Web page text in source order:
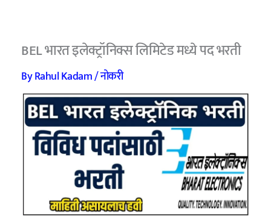
BEL भारत इलेक्ट्रॉनिक्स लिमिटेड मध्ये पद भरती
ByRahul Kadam/नोकरी